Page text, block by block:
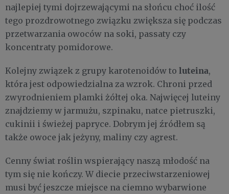
najlepiej tymi dojrzewającymi na słońcu choć ilość
tego prozdrowotnego związku zwiększa się podczas
przetwarzania owoców na soki, passaty czy
koncentraty pomidorowe.
Kolejny związek z grupy karotenoidów to luteina,
która jest odpowiedzialna za wzrok. Chroni przed
zwyrodnieniem plamki żółtej oka. Najwięcej luteiny
znajdziemy w jarmużu, szpinaku, natce pietruszki,
cukinii i świeżej papryce. Dobrym jej źródłem są
także owoce jak jeżyny, maliny czy agrest.
Cenny świat roślin wspierający naszą młodość na
tym się nie kończy. W diecie przeciwstarzeniowej
musi być jeszcze miejsce na ciemno wybarwione